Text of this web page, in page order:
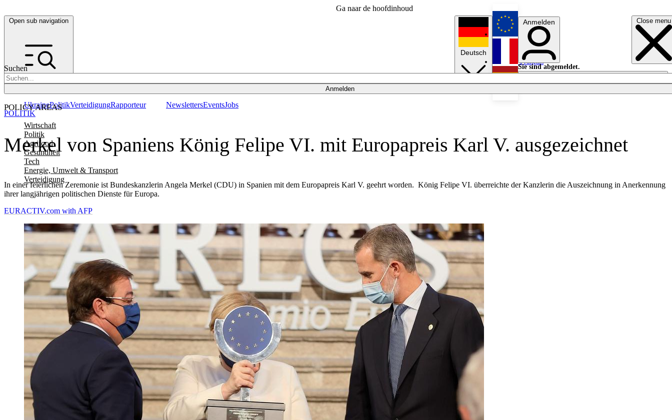
Ga naar de hoofdinhoud
Open sub navigation Close menu
Suchen
Anmelden
POLICY AREAS
Wirtschaft
Politik
Agrifood
Gesundheit
Tech
Energie, Umwelt & Transport
Verteidigung
UkrainePolitikVerteidigungRapporteur NewslettersEventsJobs
Deutsch
English
Français
Anmelden
Sie sind abgemeldet.
Anmelden
Licht aus
Merkel von Spaniens König Felipe VI. mit Europapreis Karl V. ausgezeichnet
In einer feierlichen Zeremonie ist Bundeskanzlerin Angela Merkel (CDU) in Spanien mit dem Europapreis Karl V. geehrt worden. König Felipe VI. überreichte der Kanzlerin die Auszeichnung in Anerkennung
ihrer langjährigen politischen Dienste für Europa.
POLITIK
EURACTIV.com with AFP